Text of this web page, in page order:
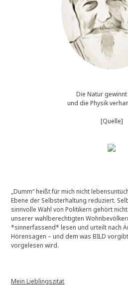
Die Natur
und die Physik
[Quelle]
„Dumm“ heißt für mich nicht
Ebene der Selbsterhaltung reduziert.
sinnvolle Wahl von Politikern gehört
unserer wahlberechtigten
*sinnerfassend* lesen und urteilt nach
Hörensagen – und dem was BILD
vorgelesen wird.
Mein Lieblingszitat